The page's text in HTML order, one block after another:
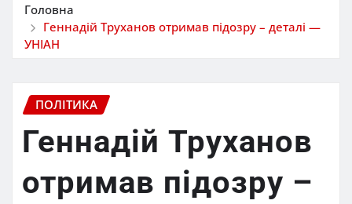
Головна
Геннадій Труханов отримав підозру – деталі —
УНІАН
ПОЛІТИКА
Геннадій Труханов
отримав підозру –